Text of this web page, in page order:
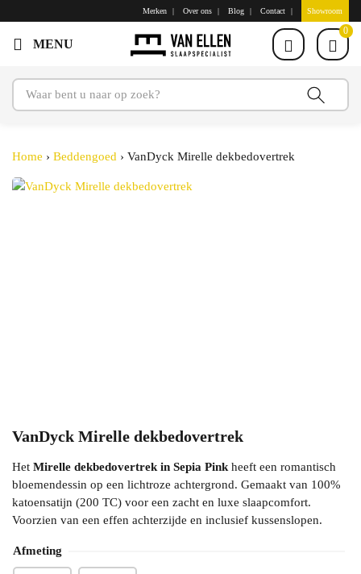
Merken Over ons Blog Contact Showroom
0
Home › Beddengoed › VanDyck Mirelle dekbedovertrek
VanDyck Mirelle dekbedovertrek
Het Mirelle dekbedovertrek in Sepia Pink heeft een romantisch
bloemendessin op een lichtroze achtergrond. Gemaakt van 100%
katoensatijn (200 TC) voor een zacht en luxe slaapcomfort.
Voorzien van een effen achterzijde en inclusief kussenslopen.
Afmeting